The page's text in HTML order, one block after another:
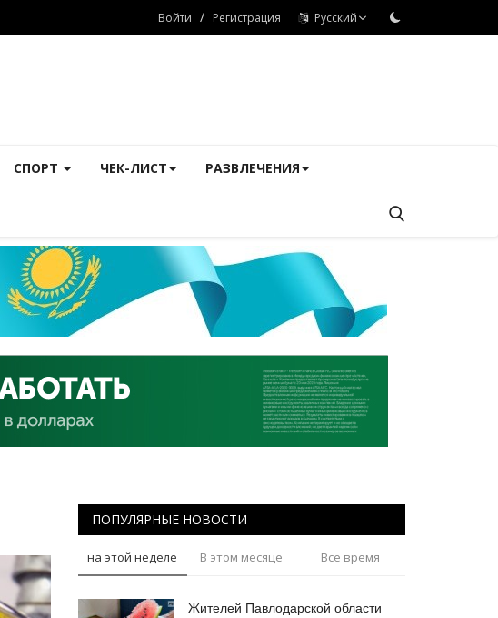
Войти / Регистрация Русский
СПОРТ ЧЕК-ЛИСТ РАЗВЛЕЧЕНИЯ
ПОПУЛЯРНЫЕ НОВОСТИ
на этой неделе В этом месяце Все время
Жителей Павлодарской области